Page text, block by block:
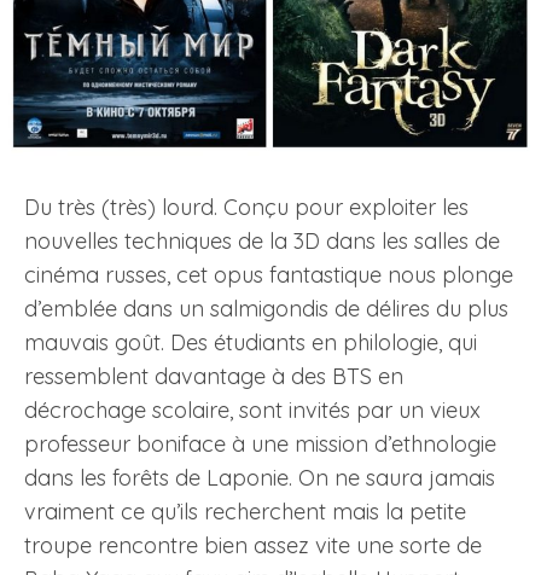
Du très (très) lourd. Conçu pour exploiter les
nouvelles techniques de la 3D dans les salles de
cinéma russes, cet opus fantastique nous plonge
d’emblée dans un salmigondis de délires du plus
mauvais goût. Des étudiants en philologie, qui
ressemblent davantage à des BTS en
décrochage scolaire, sont invités par un vieux
professeur boniface à une mission d’ethnologie
dans les forêts de Laponie. On ne saura jamais
vraiment ce qu’ils recherchent mais la petite
troupe rencontre bien assez vite une sorte de